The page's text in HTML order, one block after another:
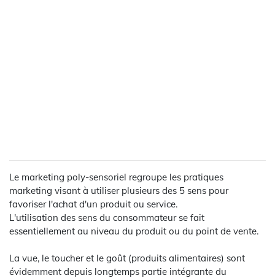
Le marketing poly-sensoriel regroupe les pratiques
marketing visant à utiliser plusieurs des 5 sens pour
favoriser l'achat d'un produit ou service.
L'utilisation des sens du consommateur se fait
essentiellement au niveau du produit ou du point de vente.
La vue, le toucher et le goût (produits alimentaires) sont
évidemment depuis longtemps partie intégrante du